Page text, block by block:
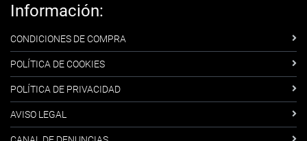
Información:
CONDICIONES DE COMPRA
POLÍTICA DE COOKIES
POLÍTICA DE PRIVACIDAD
AVISO LEGAL